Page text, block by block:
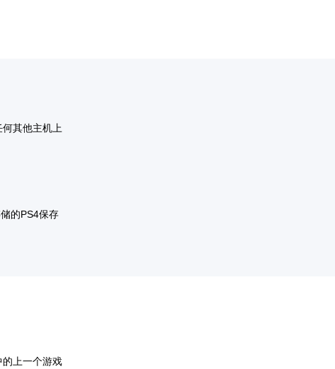
其他主机上
的PS4保存
上一个游戏